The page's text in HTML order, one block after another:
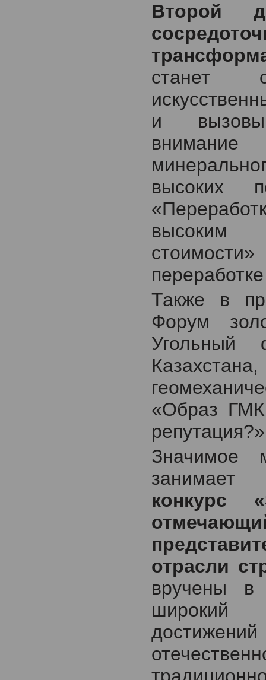
Второй
станет
и вызовы
внимание
высоких
высоким
Также в
Форум
Угольный
«Образ
Значимое
конкурс
отрасли
вручены в
широкий